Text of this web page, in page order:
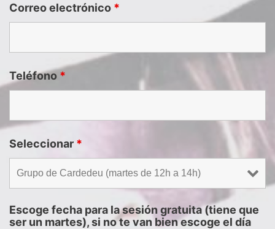
Correo electrónico *
Teléfono *
Seleccionar *
Escoge fecha para la sesión gratuita (tiene que
ser un martes), si no te van bien escoge el día